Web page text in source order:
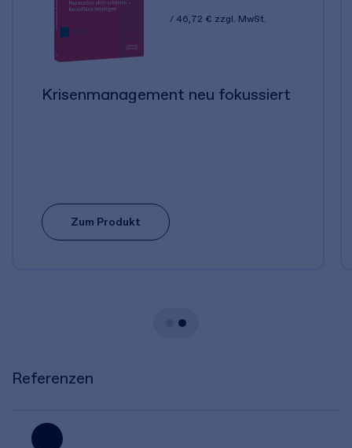
46,72 € zzgl. MwSt.
Krisenmanagement neu fokussiert
Zum Produkt
Referenzen